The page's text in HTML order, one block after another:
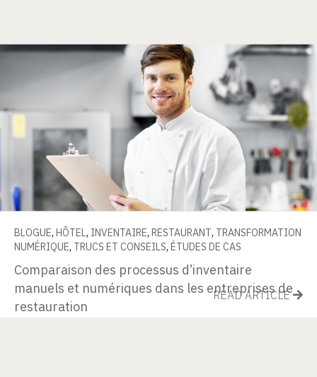
BLOGUE, HÔTEL, INVENTAIRE, RESTAURANT, TRANSFORMATION
NUMÉRIQUE, TRUCS ET CONSEILS, ÉTUDES DE CAS
Comparaison des processus d’inventaire
manuels et numériques dans les entreprises de
restauration
READ ARTICLE